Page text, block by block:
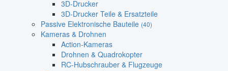
3D-Drucker
3D-Drucker Teile & Ersatzteile
Passive Elektronische Bauteile (40)
Kameras & Drohnen
Action-Kameras
Drohnen & Quadrokopter
RC-Hubschrauber & Flugzeuge